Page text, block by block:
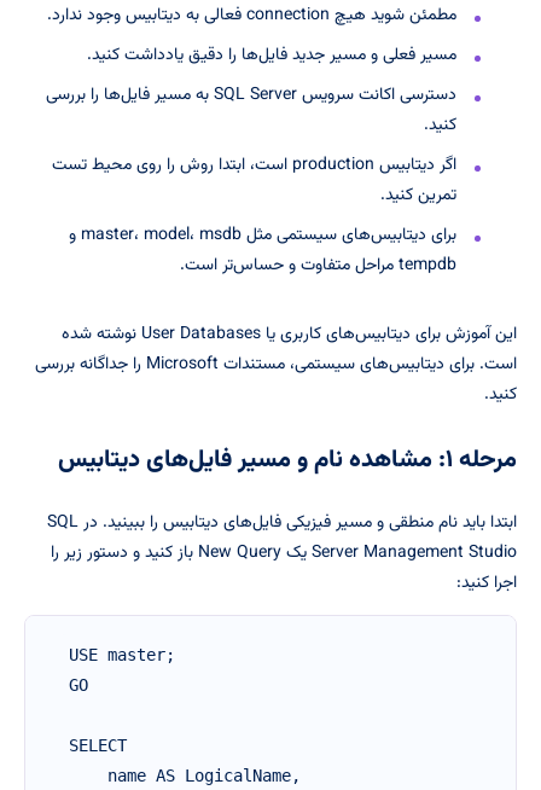
مطمئن شوید هیچ connection فعالی به دیتابیس وجود ندارد.
مسیر فعلی و مسیر جدید فایل‌ها را دقیق یادداشت کنید.
دسترسی اکانت سرویس SQL Server به مسیر فایل‌ها را بررسی
کنید.
اگر دیتابیس production است، ابتدا روش را روی محیط تست
تمرین کنید.
برای دیتابیس‌های سیستمی مثل master، model، msdb و
tempdb مراحل متفاوت و حساس‌تر است.
این آموزش برای دیتابیس‌های کاربری یا User Databases نوشته شده
است. برای دیتابیس‌های سیستمی، مستندات Microsoft را جداگانه بررسی
کنید.
مرحله ۱: مشاهده نام و مسیر فایل‌های دیتابیس
ابتدا باید نام منطقی و مسیر فیزیکی فایل‌های دیتابیس را ببینید. در SQL
Server Management Studio یک New Query باز کنید و دستور زیر را
اجرا کنید:
USE master;
GO
SELECT
    name AS LogicalName,